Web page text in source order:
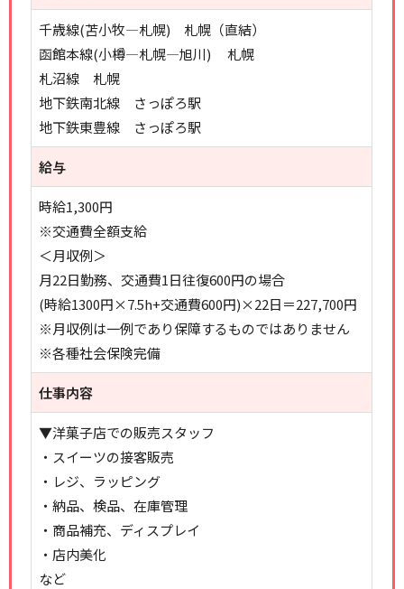
千歳線(苫小牧―札幌) 札幌（直結）
函館本線(小樽―札幌―旭川) 札幌
札沼線 札幌
地下鉄南北線 さっぽろ駅
地下鉄東豊線 さっぽろ駅
給与
時給1,300円
※交通費全額支給
＜月収例＞
月22日勤務、交通費1日往復600円の場合
(時給1300円×7.5h+交通費600円)×22日＝227,700円
※月収例は一例であり保障するものではありません
※各種社会保険完備
仕事内容
▼洋菓子店での販売スタッフ
・スイーツの接客販売
・レジ、ラッピング
・納品、検品、在庫管理
・商品補充、ディスプレイ
・店内美化
など